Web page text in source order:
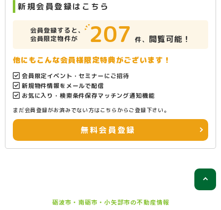
新規会員登録はこちら
会員登録すると、
会員限定物件が
207 件、 閲覧可能！
他にもこんな会員様限定特典がございます！
会員限定イベント・セミナーにご招待
新規物件情報をメールで配信
お気に入り・検索条件保存マッチング通知機能
まだ会員登録がお済みでない方はこちらからご登録下さい。
無料会員登録
砺波市・南砺市・小矢部市の不動産情報